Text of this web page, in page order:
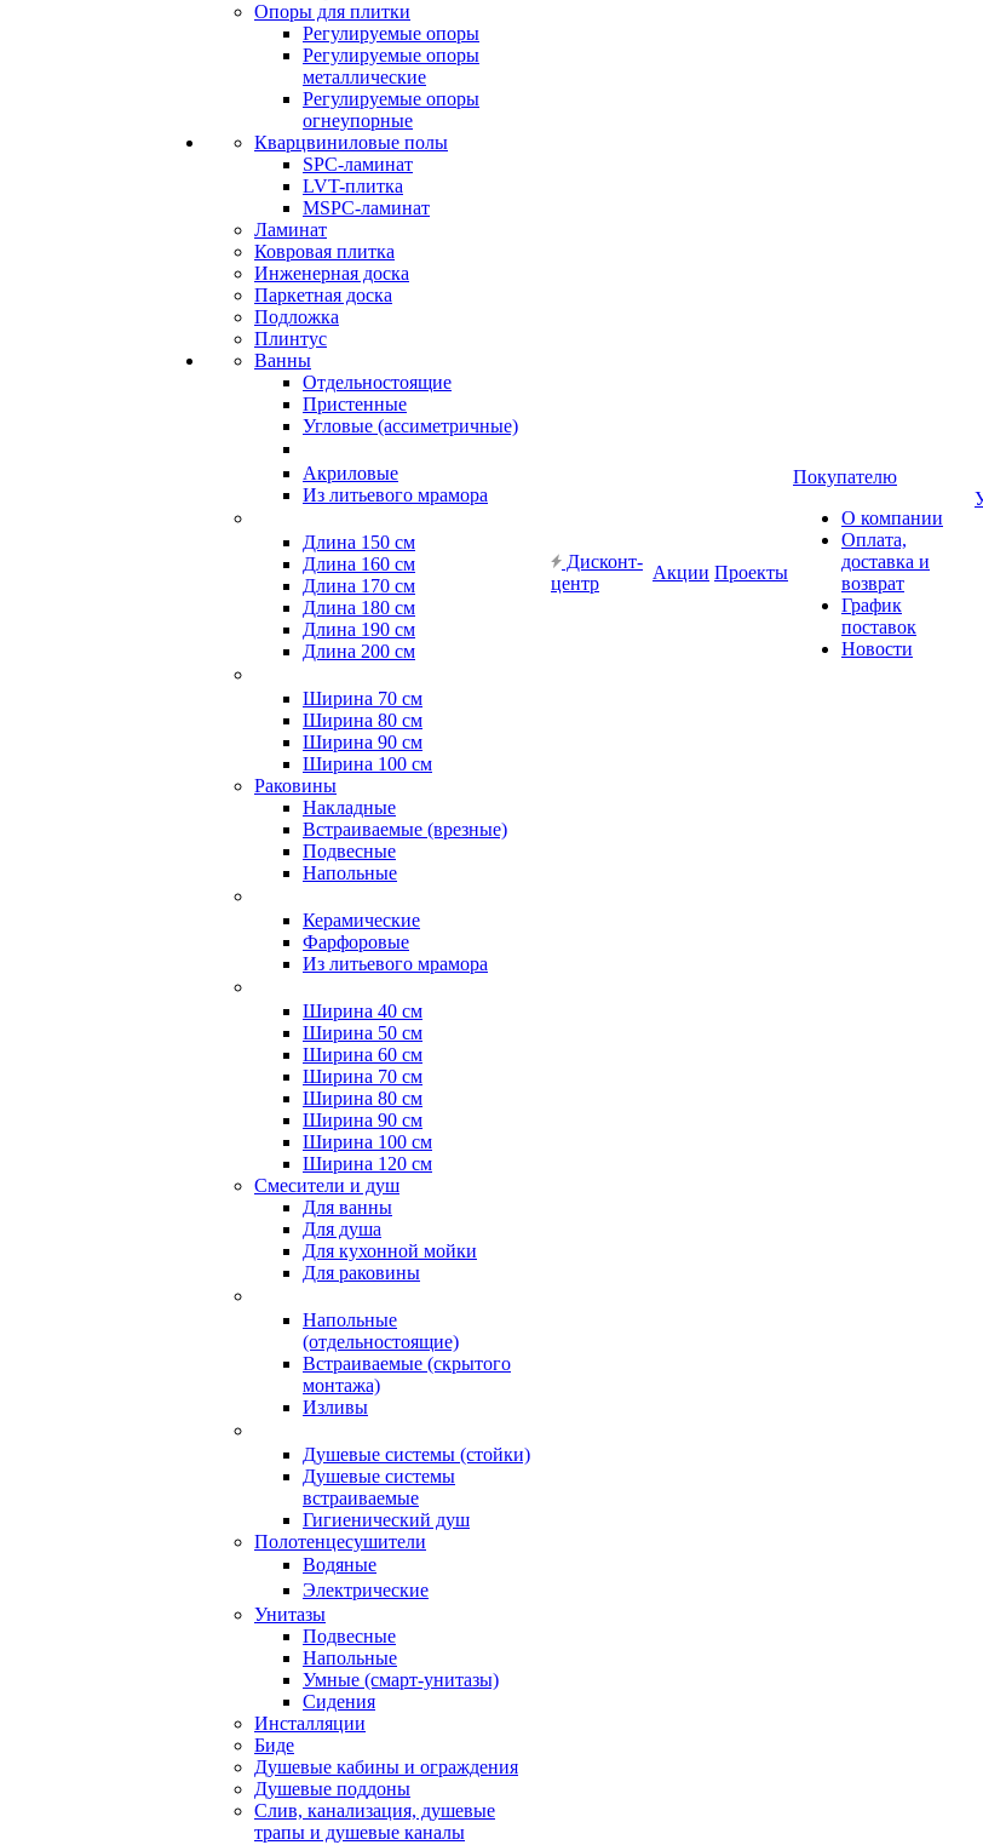
Опоры для плитки
Регулируемые опоры
Регулируемые опоры
металлические
Регулируемые опоры
огнеупорные
Кварцвиниловые полы
SPC-ламинат
LVT-плитка
MSPC-ламинат
Ламинат
Ковровая плитка
Инженерная доска
Паркетная доска
Подложка
Плинтус
Ванны
Отдельностоящие
Пристенные
Угловые (ассиметричные)
Акриловые
Из литьевого мрамора
Длина 150 см
Длина 160 см
Длина 170 см
Длина 180 см
Длина 190 см
Длина 200 см
Ширина 70 см
Ширина 80 см
Ширина 90 см
Ширина 100 см
Раковины
Накладные
Встраиваемые (врезные)
Подвесные
Напольные
Керамические
Фарфоровые
Из литьевого мрамора
Ширина 40 см
Ширина 50 см
Ширина 60 см
Ширина 70 см
Ширина 80 см
Ширина 90 см
Ширина 100 см
Ширина 120 см
Смесители и душ
Для ванны
Для душа
Для кухонной мойки
Для раковины
Напольные
(отдельностоящие)
Встраиваемые (скрытого
монтажа)
Изливы
Душевые системы (стойки)
Душевые системы
встраиваемые
Гигиенический душ
Полотенцесушители
ㅤВодяные
ㅤЭлектрические
Унитазы
Подвесные
Напольные
Умные (смарт-унитазы)
Сидения
Инсталляции
Биде
Душевые кабины и ограждения
Душевые поддоны
Слив, канализация, душевые
трапы и душевые каналы
Дисконт-
центр
Акции Проекты
Покупателю
О компании
Оплата,
доставка и
возврат
График
поставок
Новости